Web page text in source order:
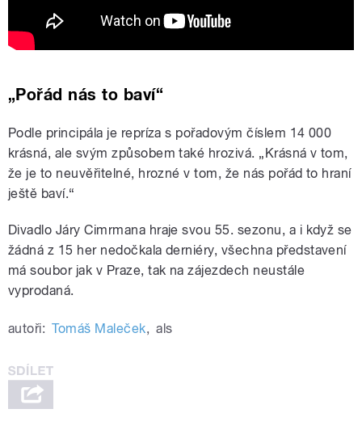
„Pořád nás to baví“
Podle principála je repríza s pořadovým číslem 14 000
krásná, ale svým způsobem také hrozivá. „Krásná v tom,
že je to neuvěřitelné, hrozné v tom, že nás pořád to hraní
ještě baví.“
Divadlo Járy Cimrmana hraje svou 55. sezonu, a i když se
žádná z 15 her nedočkala derniéry, všechna představení
má soubor jak v Praze, tak na zájezdech neustále
vyprodaná.
autoři: Tomáš Maleček, als